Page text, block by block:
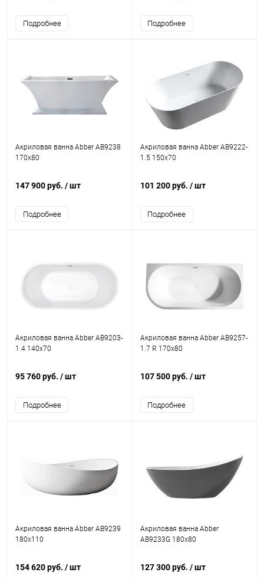
Подробнее Подробнее
Акриловая ванна Abber AB9238
170x80
147 900 руб. / шт
Подробнее
Акриловая ванна Abber AB9222-
1.5 150x70
101 200 руб. / шт
Подробнее
Акриловая ванна Abber AB9203-
1.4 140x70
95 760 руб. / шт
Подробнее
Акриловая ванна Abber AB9257-
1.7 R 170x80
107 500 руб. / шт
Подробнее
Акриловая ванна Abber AB9239
180x110
154 620 руб. / шт
Акриловая ванна Abber
AB9233G 180x80
127 300 руб. / шт